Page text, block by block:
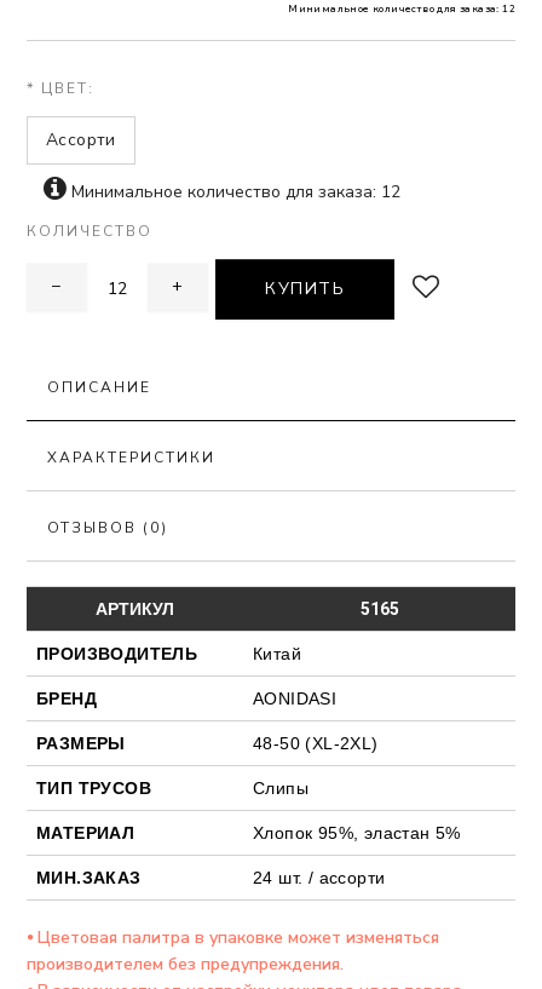
Минимальное количество для заказа: 12
* ЦВЕТ:
Ассорти
Минимальное количество для заказа: 12
КОЛИЧЕСТВО
− + КУПИТЬ
ОПИСАНИЕ
ХАРАКТЕРИСТИКИ
ОТЗЫВОВ (0)
АРТИКУЛ 5165
ПРОИЗВОДИТЕЛЬ Китай
БРЕНД AONIDASI
РАЗМЕРЫ 48-50 (XL-2XL)
ТИП ТРУСОВ Слипы
МАТЕРИАЛ Хлопок 95%, эластан 5%
МИН.ЗАКАЗ 24 шт. / ассорти
⦁ Цветовая палитра в упаковке может изменяться
производителем без предупреждения.